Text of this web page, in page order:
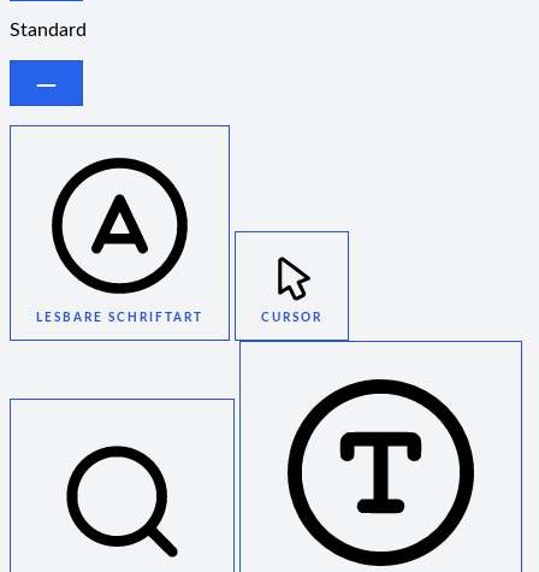
Standard
LESBARE SCHRIFTART CURSOR